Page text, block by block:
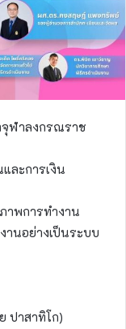
จุฬาลงกรณราช
ละการเงิน
าพการทำงาน
านอย่างเป็นระบบ
ปาสาทิโก)